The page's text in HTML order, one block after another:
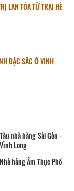
LAN TỎA TỪ TRẠI HÈ
ĐẶC SẮC Ở VĨNH
Nhà hàng Song Thảo
Nhà hàng Sáu Tú